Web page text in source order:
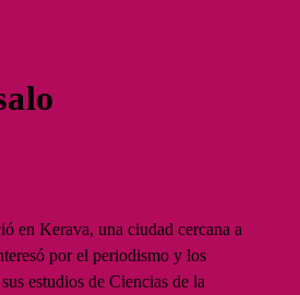
en Kerava, una ciudad cercana a
por el periodismo y los
estudios de Ciencias de la